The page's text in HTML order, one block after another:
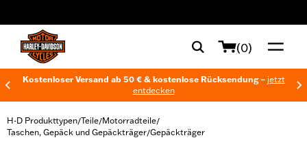
(0)
Kostenloser Versand ab 50 € & kostenlose Rücksendung – jetzt
entdecken
H-D Produkttypen/Teile/Motorradteile/
Taschen, Gepäck und Gepäckträger/Gepäckträger